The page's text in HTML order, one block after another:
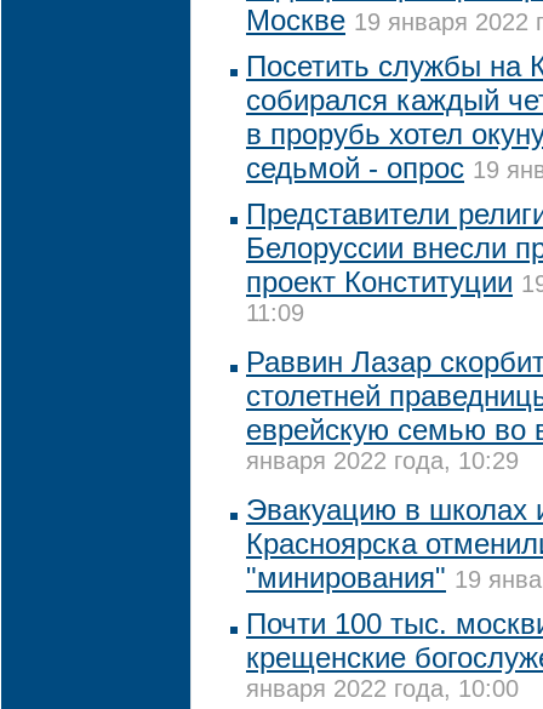
Москве 19 января 2022
Посетить службы на
собирался каждый
в прорубь хотел
седьмой - опрос 19
Представители
Белоруссии внесли
проект Конституции
11:09
Раввин Лазар
столетней
еврейскую семью во
января 2022 года, 10:29
Эвакуацию в школах
Красноярска
"минирования" 19
Почти 100 тыс.
крещенские
января 2022 года, 10:00